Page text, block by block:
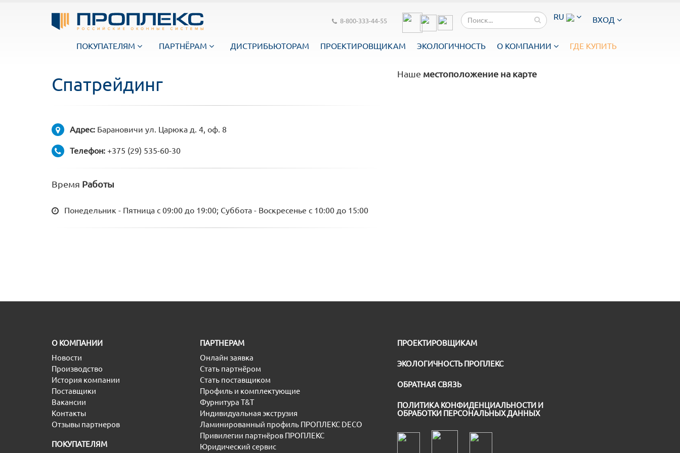
RU ВХОД
8-800-333-44-55
ПОКУПАТЕЛЯМ ПАРТНЁРАМ ДИСТРИБЬЮТОРАМ ПРОЕКТИРОВЩИКАМ ЭКОЛОГИЧНОСТЬ О КОМПАНИИ ГДЕ КУПИТЬ
Спатрейдинг
Адрес: Барановичи ул. Царюка д. 4, оф. 8
Телефон: +375 (29) 535-60-30
Время Работы
Понедельник - Пятница с 09:00 до 19:00; Суббота - Воскресенье с 10:00 до 15:00
Наше местоположение на карте
O КОМПАНИИ
Новости
Производство
История компании
Поставщики
Вакансии
Контакты
Отзывы партнеров
ПОКУПАТЕЛЯМ
ПАРТНЕРАМ
Онлайн заявка
Стать партнёром
Стать поставщиком
Профиль и комплектующие
Фурнитура T&T
Индивидуальная экструзия
Ламинированный профиль ПРОПЛЕКС DECO
Привилегии партнёров ПРОПЛЕКС
Юридический сервис
ПРОЕКТИРОВЩИКАМ
ЭКОЛОГИЧНОСТЬ ПРОПЛЕКС
ОБРАТНАЯ СВЯЗЬ
ПОЛИТИКА КОНФИДЕНЦИАЛЬНОСТИ И
ОБРАБОТКИ ПЕРСОНАЛЬНЫХ ДАННЫХ